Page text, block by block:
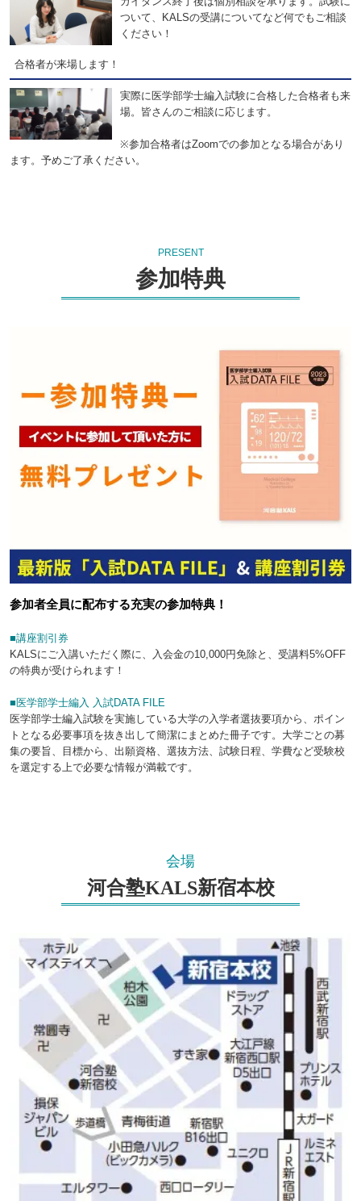
ついて、KALSの受講についてなど何でもご相談
ください！
合格者が来場します！
実際に医学部学士編入試験に合格した合格者も来
場。皆さんのご相談に応じます。
※参加合格者はZoomでの参加となる場合があり
ます。予めご了承ください。
PRESENT
参加特典
参加者全員に配布する充実の参加特典！
■講座割引券
KALSにご入講いただく際に、入会金の10,000円免除と、受講料5%OFF
の特典が受けられます！
■医学部学士編入 入試DATA FILE
医学部学士編入試験を実施している大学の入学者選抜要項から、ポイン
トとなる必要事項を抜き出して簡潔にまとめた冊子です。大学ごとの募
集の要旨、目標から、出願資格、選抜方法、試験日程、学費など受験校
を選定する上で必要な情報が満載です。
会場
河合塾KALS新宿本校